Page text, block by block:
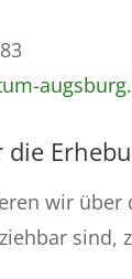
wir über
sind,